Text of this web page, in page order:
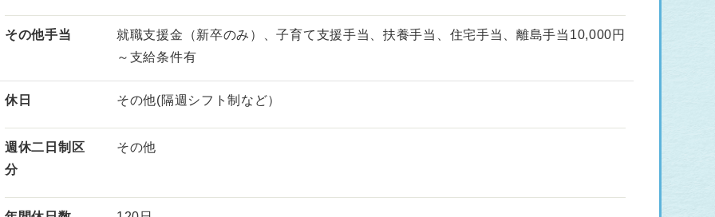
その他手当
就職支援金（新卒のみ）、子育て支援手当、扶養手当、住宅手当、離島手当10,000円
～支給条件有
休日 その他(隔週シフト制など）
週休二日制区
分
その他